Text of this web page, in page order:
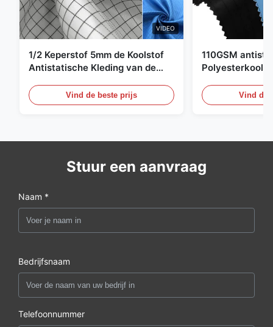
VIDEO
1/2 Keperstof 5mm de Koolstof
Antistatische Kleding van de
Vind de beste prijs
110GSM
Vind de
Stuur een aanvraag
Naam *
Bedrijfsnaam
Telefoonnummer